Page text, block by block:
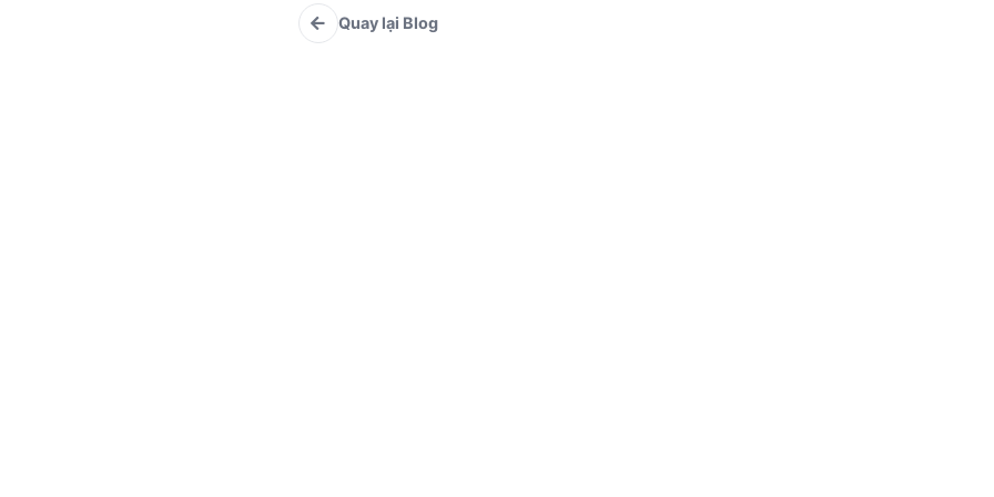
Quay lại Blog